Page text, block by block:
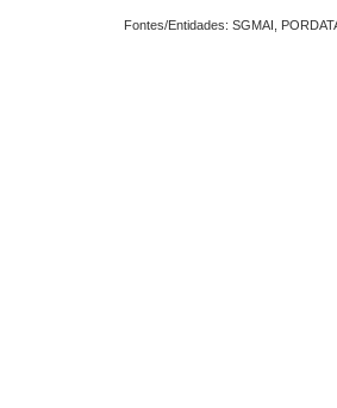
Fontes/Entidades: SGMAI,